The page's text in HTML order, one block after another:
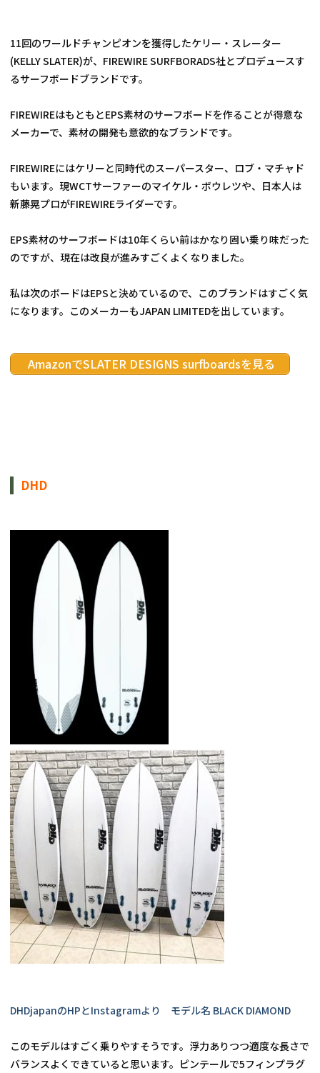
11回のワールドチャンピオンを獲得したケリー・スレーター
(KELLY SLATER)が、FIREWIRE SURFBORADS社とプロデュースす
るサーフボードブランドです。
FIREWIREはもともとEPS素材のサーフボードを作ることが得意な
メーカーで、素材の開発も意欲的なブランドです。
FIREWIREにはケリーと同時代のスーパースター、ロブ・マチャド
もいます。現WCTサーファーのマイケル・ボウレツや、日本人は
新藤晃プロがFIREWIREライダーです。
EPS素材のサーフボードは10年くらい前はかなり固い乗り味だった
のですが、現在は改良が進みすごくよくなりました。
私は次のボードはEPSと決めているので、このブランドはすごく気
になります。このメーカーもJAPAN LIMITEDを出しています。
AmazonでSLATER DESIGNS surfboardsを見る
DHD
DHDjapanのHPとInstagramより　モデル名 BLACK DIAMOND
このモデルはすごく乗りやすそうです。浮力ありつつ適度な長さで
バランスよくできていると思います。ピンテールで5フィンプラグ